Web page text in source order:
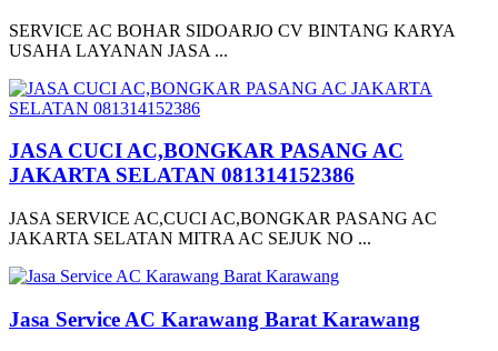
SERVICE AC BOHAR SIDOARJO CV BINTANG KARYA
USAHA LAYANAN JASA ...
JASA CUCI AC,BONGKAR PASANG AC
JAKARTA SELATAN 081314152386
JASA SERVICE AC,CUCI AC,BONGKAR PASANG AC
JAKARTA SELATAN MITRA AC SEJUK NO ...
Jasa Service AC Karawang Barat Karawang